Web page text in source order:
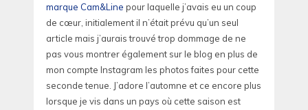
marque Cam&Line pour laquelle j’avais eu un coup
de cœur, initialement il n’était prévu qu’un seul
article mais j’aurais trouvé trop dommage de ne
pas vous montrer également sur le blog en plus de
mon compte Instagram les photos faites pour cette
seconde tenue. J’adore l’automne et ce encore plus
lorsque je vis dans un pays où cette saison est